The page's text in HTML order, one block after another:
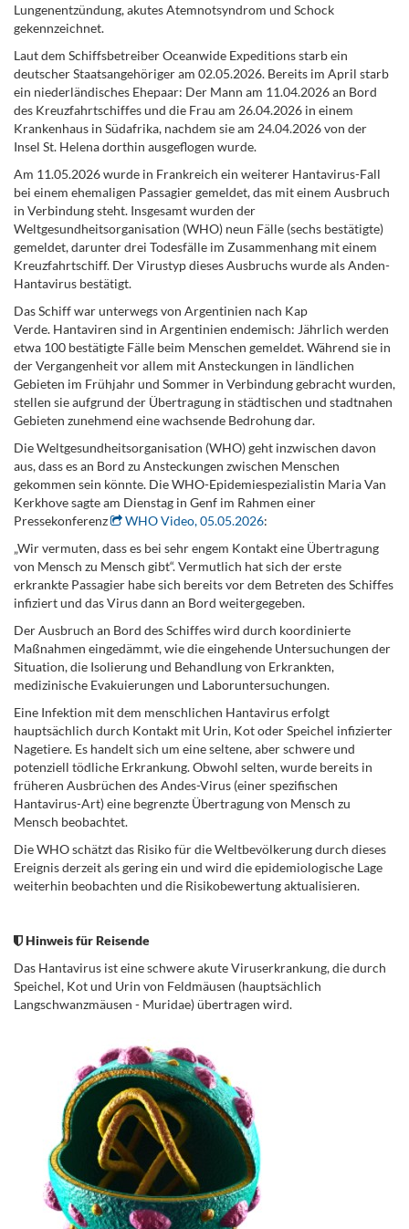
Lungenentzündung, akutes Atemnotsyndrom und Schock
gekennzeichnet.
Laut dem Schiffsbetreiber Oceanwide Expeditions starb ein
deutscher Staatsangehöriger am 02.05.2026. Bereits im April starb
ein niederländisches Ehepaar: Der Mann am 11.04.2026 an Bord
des Kreuzfahrtschiffes und die Frau am 26.04.2026 in einem
Krankenhaus in Südafrika, nachdem sie am 24.04.2026 von der
Insel St. Helena dorthin ausgeflogen wurde.
Am 11.05.2026 wurde in Frankreich ein weiterer Hantavirus-Fall
bei einem ehemaligen Passagier gemeldet, das mit einem Ausbruch
in Verbindung steht. Insgesamt wurden der
Weltgesundheitsorganisation (WHO) neun Fälle (sechs bestätigte)
gemeldet, darunter drei Todesfälle im Zusammenhang mit einem
Kreuzfahrtschiff. Der Virustyp dieses Ausbruchs wurde als Anden-
Hantavirus bestätigt.
Das Schiff war unterwegs von Argentinien nach Kap
Verde. Hantaviren sind in Argentinien endemisch: Jährlich werden
etwa 100 bestätigte Fälle beim Menschen gemeldet. Während sie in
der Vergangenheit vor allem mit Ansteckungen in ländlichen
Gebieten im Frühjahr und Sommer in Verbindung gebracht wurden,
stellen sie aufgrund der Übertragung in städtischen und stadtnahen
Gebieten zunehmend eine wachsende Bedrohung dar.
Die Weltgesundheitsorganisation (WHO) geht inzwischen davon
aus, dass es an Bord zu Ansteckungen zwischen Menschen
gekommen sein könnte. Die WHO-Epidemiespezialistin Maria Van
Kerkhove sagte am Dienstag in Genf im Rahmen einer
Pressekonferenz
WHO Video, 05.05.2026:
„Wir vermuten, dass es bei sehr engem Kontakt eine Übertragung
von Mensch zu Mensch gibt“. Vermutlich hat sich der erste
erkrankte Passagier habe sich bereits vor dem Betreten des Schiffes
infiziert und das Virus dann an Bord weitergegeben.
Der Ausbruch an Bord des Schiffes wird durch koordinierte
Maßnahmen eingedämmt, wie die eingehende Untersuchungen der
Situation, die Isolierung und Behandlung von Erkrankten,
medizinische Evakuierungen und Laboruntersuchungen.
Eine Infektion mit dem menschlichen Hantavirus erfolgt
hauptsächlich durch Kontakt mit Urin, Kot oder Speichel infizierter
Nagetiere. Es handelt sich um eine seltene, aber schwere und
potenziell tödliche Erkrankung. Obwohl selten, wurde bereits in
früheren Ausbrüchen des Andes-Virus (einer spezifischen
Hantavirus-Art) eine begrenzte Übertragung von Mensch zu
Mensch beobachtet.
Die WHO schätzt das Risiko für die Weltbevölkerung durch dieses
Ereignis derzeit als gering ein und wird die epidemiologische Lage
weiterhin beobachten und die Risikobewertung aktualisieren.
Hinweis für Reisende
Das Hantavirus ist eine schwere akute Viruserkrankung, die durch
Speichel, Kot und Urin von Feldmäusen (hauptsächlich
Langschwanzmäusen - Muridae) übertragen wird.